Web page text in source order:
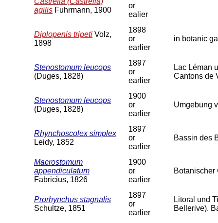
agilis Fuhrmann, 1900
or
ealier
Diplopenis tripeti Volz,
1898
1898
or
earlier
in botanic
Stenostomum leucops
(Duges, 1828)
1897
or
earlier
Lac Léman
Cantons de
Stenostomum leucops
(Duges, 1828)
1900
or
earlier
Umgebung
Rhynchoscolex simplex
Leidy, 1852
1897
or
earlier
Bassin des
Macrostomum
appendiculatum
Fabricius, 1826
1900
or
earlier
Botanischer
Prorhynchus stagnalis
Schultze, 1851
1897
or
earlier
Litoral und
Bellerive).